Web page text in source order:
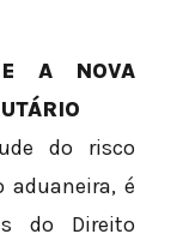
E A NOVA
do risco
aduaneira, é
do Direito